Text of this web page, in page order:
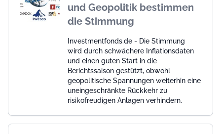
und Geopolitik bestimmen
die Stimmung
Investmentfonds.de - Die Stimmung
wird durch schwächere Inflationsdaten
und einen guten Start in die
Berichtssaison gestützt, obwohl
geopolitische Spannungen weiterhin eine
uneingeschränkte Rückkehr zu
risikofreudigen Anlagen verhindern.